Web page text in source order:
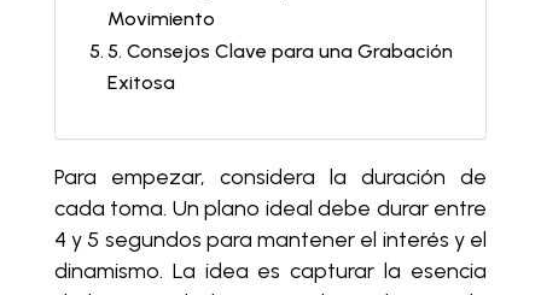
Movimiento
5. Consejos Clave para una Grabación
Exitosa
Para empezar, considera la duración de
cada toma. Un plano ideal debe durar entre
4 y 5 segundos para mantener el interés y el
dinamismo. La idea es capturar la esencia